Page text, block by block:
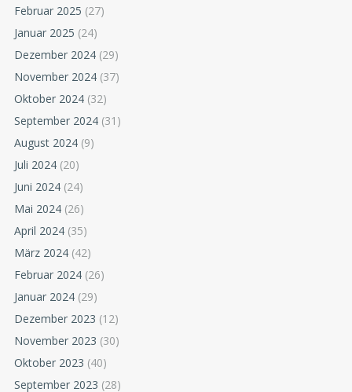
Februar 2025 (27)
Januar 2025 (24)
Dezember 2024 (29)
November 2024 (37)
Oktober 2024 (32)
September 2024 (31)
August 2024 (9)
Juli 2024 (20)
Juni 2024 (24)
Mai 2024 (26)
April 2024 (35)
März 2024 (42)
Februar 2024 (26)
Januar 2024 (29)
Dezember 2023 (12)
November 2023 (30)
Oktober 2023 (40)
September 2023 (28)